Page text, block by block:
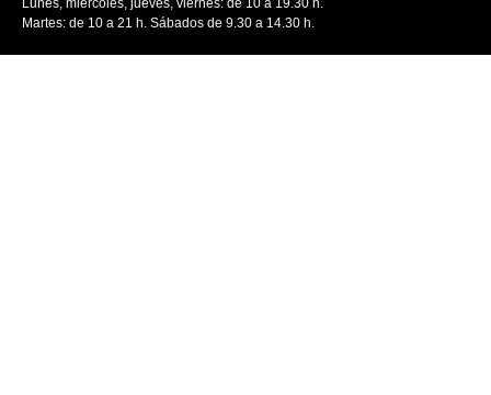
Lunes, miércoles, jueves, viernes: de 10 a 19.30 h.
Martes: de 10 a 21 h. Sábados de 9.30 a 14.30 h.